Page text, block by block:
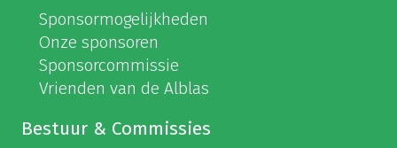
Sponsormogelijkheden
Onze sponsoren
Sponsorcommissie
Vrienden van de Alblas
Bestuur & Commissies